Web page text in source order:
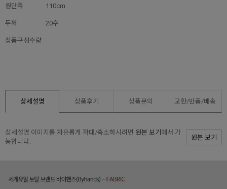
원단폭 110cm
두께 20수
상품구성수량
상세설명 상품후기 상품문의 교환/반품/배송
상세설명 이미지를 자유롭게 확대/축소하시려면 원본 보기 에서 가
능합니다.
원본 보기